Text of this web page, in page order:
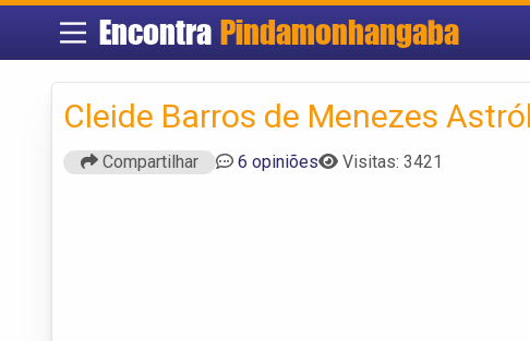
Encontra Pindamonhangaba
Cleide Barros de Menezes
Compartilhar 6 opiniões Visitas: 3421